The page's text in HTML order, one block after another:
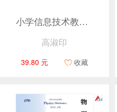
小学信息技术教学关键问题指导
高淑印
39.80 元 收藏